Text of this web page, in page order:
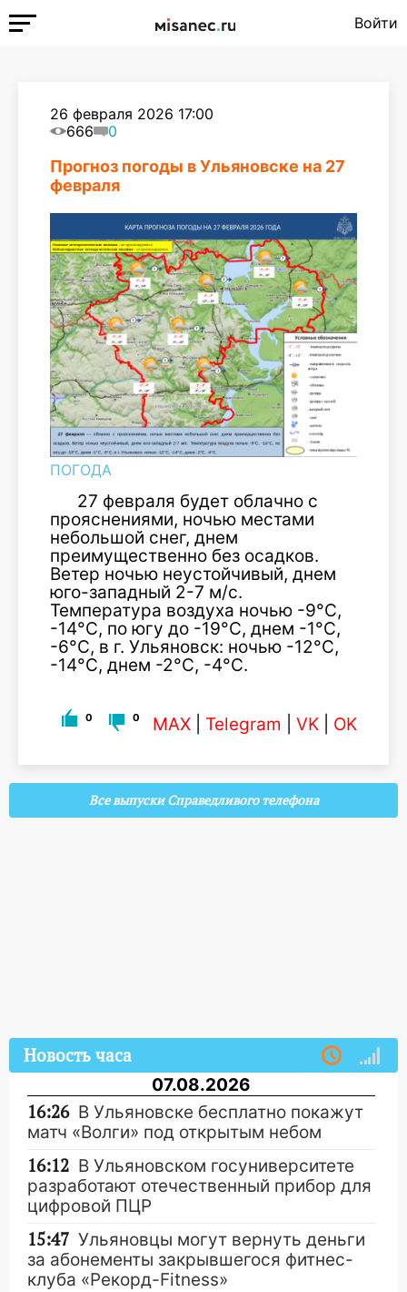
Войти
26 февраля 2026 17:00
666
0
Прогноз погоды в Ульяновске на 27
февраля
ПОГОДА
27 февраля будет облачно с
прояснениями, ночью местами
небольшой снег, днем
преимущественно без осадков.
Ветер ночью неустойчивый, днем
юго-западный 2-7 м/с.
Температура воздуха ночью -9°С,
-14°С, по югу до -19°С, днем -1°С,
-6°С, в г. Ульяновск: ночью -12°С,
-14°С, днем -2°С, -4°С.
0 0 MAX Telegram VK OK
Все выпуски Справедливого телефона
Новость часа
07.08.2026
16:26 В Ульяновске бесплатно покажут
матч «Волги» под открытым небом
16:12 В Ульяновском госуниверситете
разработают отечественный прибор для
цифровой ПЦР
15:47 Ульяновцы могут вернуть деньги
за абонементы закрывшегося фитнес-
клуба «Рекорд-Fitness»